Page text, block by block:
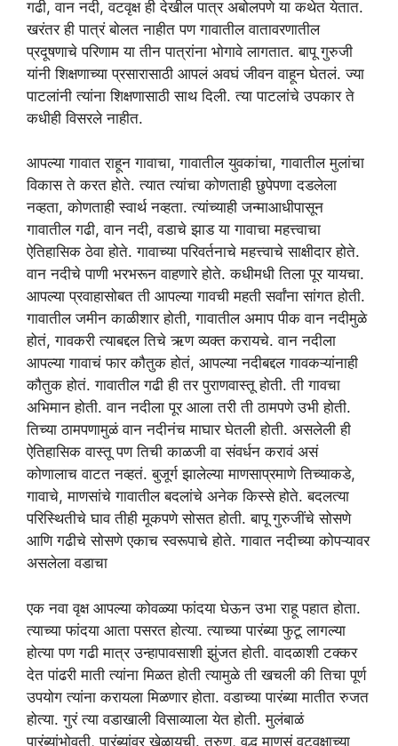
गढी, वान नदी, वटवृक्ष ही देखील पात्र अबोलपणे या कथेत येतात.
खरंतर ही पात्रं बोलत नाहीत पण गावातील वातावरणातील
प्रदूषणाचे परिणाम या तीन पात्रांना भोगावे लागतात. बापू गुरुजी
यांनी शिक्षणाच्या प्रसारासाठी आपलं अवघं जीवन वाहून घेतलं. ज्या
पाटलांनी त्यांना शिक्षणासाठी साथ दिली. त्या पाटलांचे उपकार ते
कधीही विसरले नाहीत.
आपल्या गावात राहून गावाचा, गावातील युवकांचा, गावातील मुलांचा
विकास ते करत होते. त्यात त्यांचा कोणताही छुपेपणा दडलेला
नव्हता, कोणताही स्वार्थ नव्हता. त्यांच्याही जन्माआधीपासून
गावातील गढी, वान नदी, वडाचे झाड या गावाचा महत्त्वाचा
ऐतिहासिक ठेवा होते. गावाच्या परिवर्तनाचे महत्त्वाचे साक्षीदार होते.
वान नदीचे पाणी भरभरून वाहणारे होते. कधीमधी तिला पूर यायचा.
आपल्या प्रवाहासोबत ती आपल्या गावची महती सर्वांना सांगत होती.
गावातील जमीन काळीशार होती, गावातील अमाप पीक वान नदीमुळे
होतं, गावकरी त्याबद्दल तिचे ऋण व्यक्त करायचे. वान नदीला
आपल्या गावाचं फार कौतुक होतं, आपल्या नदीबद्दल गावकऱ्यांनाही
कौतुक होतं. गावातील गढी ही तर पुराणवास्तू होती. ती गावचा
अभिमान होती. वान नदीला पूर आला तरी ती ठामपणे उभी होती.
तिच्या ठामपणामुळं वान नदीनंच माघार घेतली होती. असलेली ही
ऐतिहासिक वास्तू पण तिची काळजी वा संवर्धन करावं असं
कोणालाच वाटत नव्हतं. बुजूर्ग झालेल्या माणसाप्रमाणे तिच्याकडे,
गावाचे, माणसांचे गावातील बदलांचे अनेक किस्से होते. बदलत्या
परिस्थितीचे घाव तीही मूकपणे सोसत होती. बापू गुरुजींचे सोसणे
आणि गढीचे सोसणे एकाच स्वरूपाचे होते. गावात नदीच्या कोपऱ्यावर
असलेला वडाचा
एक नवा वृक्ष आपल्या कोवळ्या फांदया घेऊन उभा राहू पहात होता.
त्याच्या फांदया आता पसरत होत्या. त्याच्या पारंब्या फुटू लागल्या
होत्या पण गढी मात्र उन्हापावसाशी झुंजत होती. वादळाशी टक्कर
देत पांढरी माती त्यांना मिळत होती त्यामुळे ती खचली की तिचा पूर्ण
उपयोग त्यांना करायला मिळणार होता. वडाच्या पारंब्या मातीत रुजत
होत्या. गुरं त्या वडाखाली विसाव्याला येत होती. मुलंबाळं
पारंब्यांभोवती, पारंब्यांवर खेळायची. तरुण, वृद्ध माणसं वटवृक्षाच्या